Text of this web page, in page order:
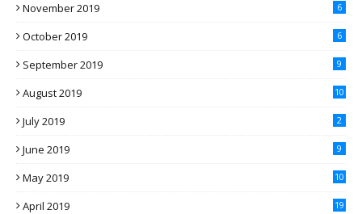
November 2019 6
October 2019 6
September 2019 9
August 2019 10
July 2019 2
June 2019 9
May 2019 10
April 2019 19